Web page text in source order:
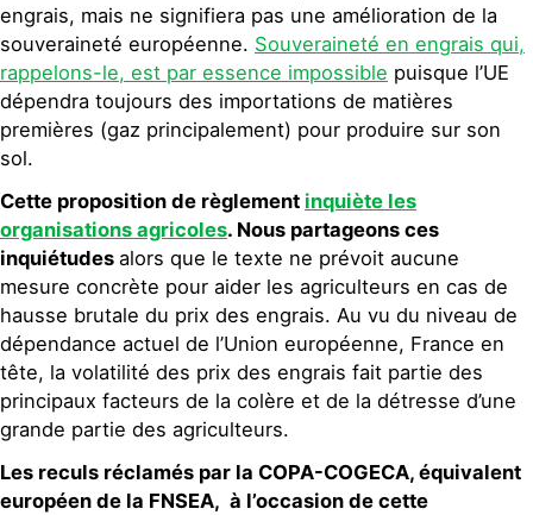
engrais, mais ne signifiera pas une amélioration de la
souveraineté européenne. Souveraineté en engrais qui,
rappelons-le, est par essence impossible puisque l’UE
dépendra toujours des importations de matières
premières (gaz principalement) pour produire sur son
sol.
Cette proposition de règlement inquiète les
organisations agricoles. Nous partageons ces
inquiétudes alors que le texte ne prévoit aucune
mesure concrète pour aider les agriculteurs en cas de
hausse brutale du prix des engrais. Au vu du niveau de
dépendance actuel de l’Union européenne, France en
tête, la volatilité des prix des engrais fait partie des
principaux facteurs de la colère et de la détresse d’une
grande partie des agriculteurs.
Les reculs réclamés par la COPA-COGECA, équivalent
européen de la FNSEA, à l’occasion de cette